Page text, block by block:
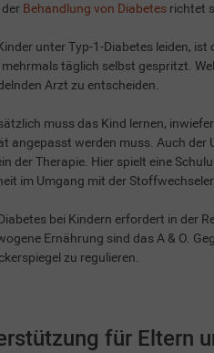
der Behandlung von Diabetes richtet
unter Typ-1-Diabetes leiden,
täglich selbst gespritzt.
Arzt zu entscheiden.
muss das Kind lernen,
angepasst werden muss. Auch
der Therapie. Hier spielt eine
im Umgang mit der
bei Kindern erfordert in der
Ernährung sind das A & O.
zu regulieren.
für Eltern